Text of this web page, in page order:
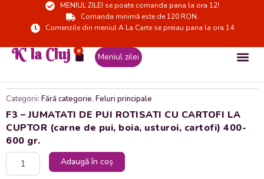
MENIUL ZILEI se poate comanda pana la ora 12!
Comanda minimă este de 120 RON.
Comenzile din meniul A La Carte se preiau pana la ora 14
K' la Cluj 0
Cart Meniul zilei
Categorii: Fără categorie, Feluri principale
F3 – JUMATATI DE PUI ROTISATI CU CARTOFI LA
CUPTOR (carne de pui, boia, usturoi, cartofi) 400-
600 gr.
Cantitate
Adaugă în coș